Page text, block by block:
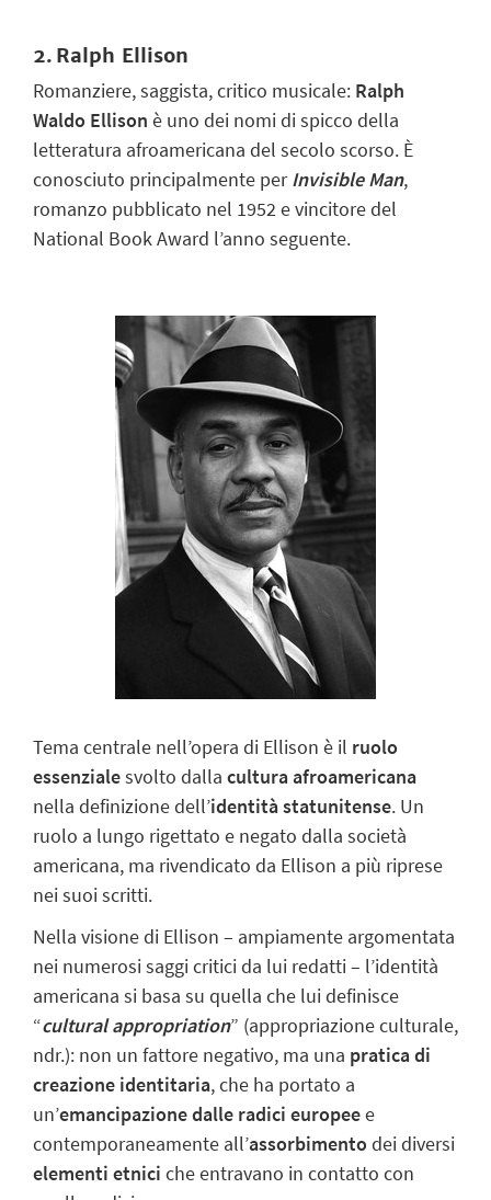
2. Ralph Ellison
Romanziere, saggista, critico musicale: Ralph
Waldo Ellison è uno dei nomi di spicco della
letteratura afroamericana del secolo scorso. È
conosciuto principalmente per Invisible Man,
romanzo pubblicato nel 1952 e vincitore del
National Book Award l’anno seguente.
Tema centrale nell’opera di Ellison è il ruolo
essenzialesvolto dalla cultura afroamericana
nella definizione dell’identità statunitense. Un
ruolo a lungo rigettato e negato dalla società
americana, ma rivendicato da Ellison a più riprese
nei suoi scritti.
Nella visione di Ellison – ampiamente argomentata
nei numerosi saggi critici da lui redatti – l’identità
americana si basa su quella che lui definisce
“cultural appropriation” (appropriazione culturale,
ndr.): non un fattore negativo, ma una pratica di
creazione identitaria, che ha portato a
un’emancipazione dalle radici europeee
contemporaneamente all’assorbimentodeidiversi
elementi etnici che entravano in contatto con